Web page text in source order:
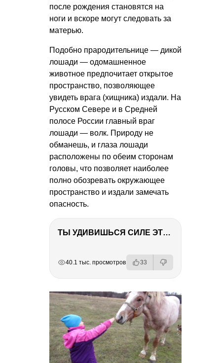
после рождения становятся на
ноги и вскоре могут следовать за
матерью.
Подобно прародительнице — дикой
лошади — одомашненное
животное предпочитает открытое
пространство, позволяющее
увидеть врага (хищника) издали. На
Русском Севере и в Средней
полосе России главный враг
лошади — волк. Природу не
обманешь, и глаза лошади
расположены по обеим сторонам
головы, что позволяет наиболее
полно обозревать окружающее
пространство и издали замечать
опасность.
ТЫ УДИВИШЬСЯ СИЛЕ ЭТО ЧЕЛОВЕКА! Блог о нашей поездке в Вышний Волочек
40.1 тыс. просмотров 33